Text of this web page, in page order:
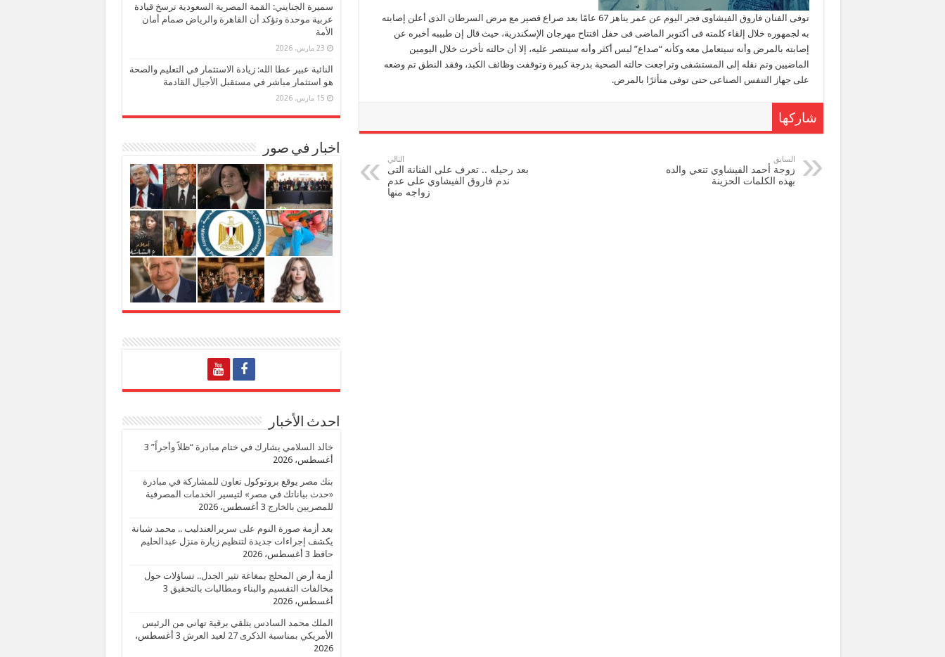
توفى الفنان فاروق الفيشاوى فجر اليوم عن عمر يناهز 67 عامًا بعد صراع قصير مع مرض السرطان الذى أعلن إصابته
به لجمهوره خلال إلقاء كلمته فى أكتوبر الماضى فى حفل افتتاح مهرجان الإسكندرية، حيث قال إن طبيبه أخبره عن
إصابته بالمرض وأنه سيتعامل معه وكأنه “صداع” ليس أكثر وأنه سينتصر عليه، إلا أن حالته تأخرت خلال اليومين
الماضيين وتم نقله إلى المستشفى وتراجعت حالته الصحية بدرجة كبيرة وتوقفت وظائف الكبد، وفقد النطق تم وضعه
على جهاز التنفس الصناعى حتى توفى متأثرًا بالمرض.
شاركها
السابق
زوجة أحمد الفيشاوي تنعي والده
بهذه الكلمات الحزينة
التالي
بعد رحيله .. تعرف على الفنانة التى
ندم فاروق الفيشاوي على عدم
زواجه منها
سميرة الجنايني: القمة المصرية السعودية ترسخ قيادة
عربية موحدة وتؤكد أن القاهرة والرياض صمام أمان
الأمة
23 مارس، 2026
النائبة عبير عطا الله: زيادة الاستثمار في التعليم والصحة
هو استثمار مباشر في مستقبل الأجيال القادمة
15 مارس، 2026
اخبار في صور
احدث الأخبار
خالد السلامي يشارك في ختام مبادرة “ظلاً وأجراً” 3
أغسطس، 2026
بنك مصر يوقع بروتوكول تعاون للمشاركة في مبادرة
«حدث بياناتك في مصر» لتيسير الخدمات المصرفية
للمصريين بالخارج 3 أغسطس، 2026
بعد أزمة صورة النوم على سريرالعندليب .. محمد شبانة
يكشف إجراءات جديدة لتنظيم زيارة منزل عبدالحليم
حافظ 3 أغسطس، 2026
أزمة أرض المحلج بمغاغة تثير الجدل.. تساؤلات حول
مخالفات التقسيم والبناء ومطالبات بالتحقيق 3
أغسطس، 2026
الملك محمد السادس يتلقي برقية تهاني من الرئيس
الأمريكي بمناسبة الذكرى 27 لعيد العرش
3 أغسطس،
2026